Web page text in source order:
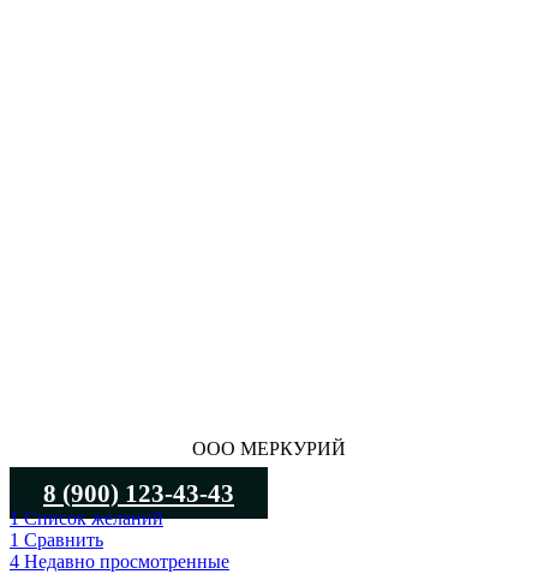
ООО МЕРКУРИЙ
8 (900) 123-43-43
1Список желаний
1 Сравнить
4 Недавно просмотренные